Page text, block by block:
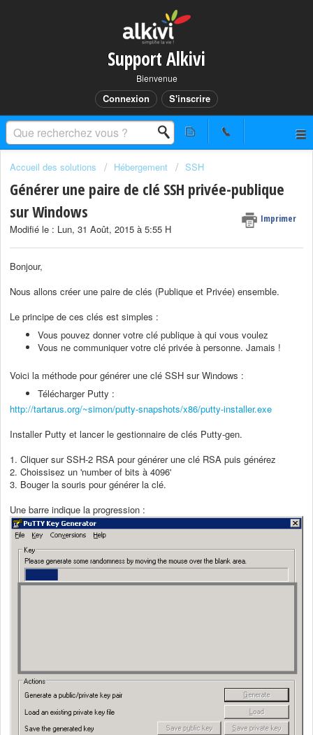
Support Alkivi
Bienvenue
Connexion S'inscrire
Accueil des solutions Hébergement SSH
Générer une paire de clé SSH privée-publique
sur Windows
Imprimer
Modifié le : Lun, 31 Août, 2015 à 5:55 H
Bonjour,
Nous allons créer une paire de clés (Publique et Privée) ensemble.
Le principe de ces clés est simples :
Vous pouvez donner votre clé publique à qui vous voulez
Vous ne communiquer votre clé privée à personne. Jamais !
Voici la méthode pour générer une clé SSH sur Windows :
Télécharger Putty :
http://tartarus.org/~simon/putty-snapshots/x86/putty-installer.exe
Installer Putty et lancer le gestionnaire de clés Putty-gen.
1. Cliquer sur SSH-2 RSA pour générer une clé RSA puis générez
2. Choissisez un 'number of bits à 4096'
3. Bouger la souris pour générer la clé.
Une barre indique la progression :